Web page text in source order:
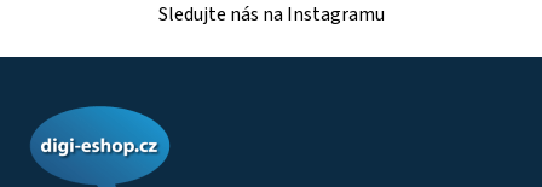
Sledujte nás na Instagramu